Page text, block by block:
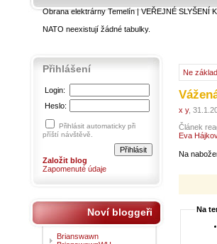
Obrana elektrárny Temelín|VEŘEJNÉ SLYŠENÍ
NATO neexistují žádné tabulky.
Ne
x y,
Článek
Eva
Na
Na
Přihlášení
Login:
Heslo:
Přihlásit automaticky při
příští návštěvě.
Založit blog
Zapomenuté údaje
Noví bloggeři
Brianswawn